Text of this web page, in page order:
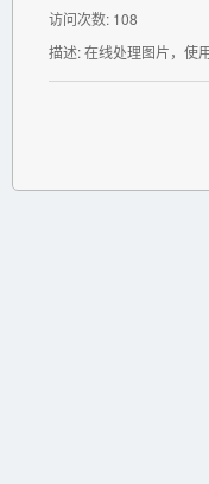
访问次数: 108
描述: 在线处理图片，使